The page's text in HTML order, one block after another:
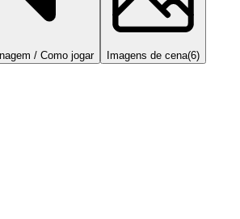
/ Como jogar Imagens de cena(6)